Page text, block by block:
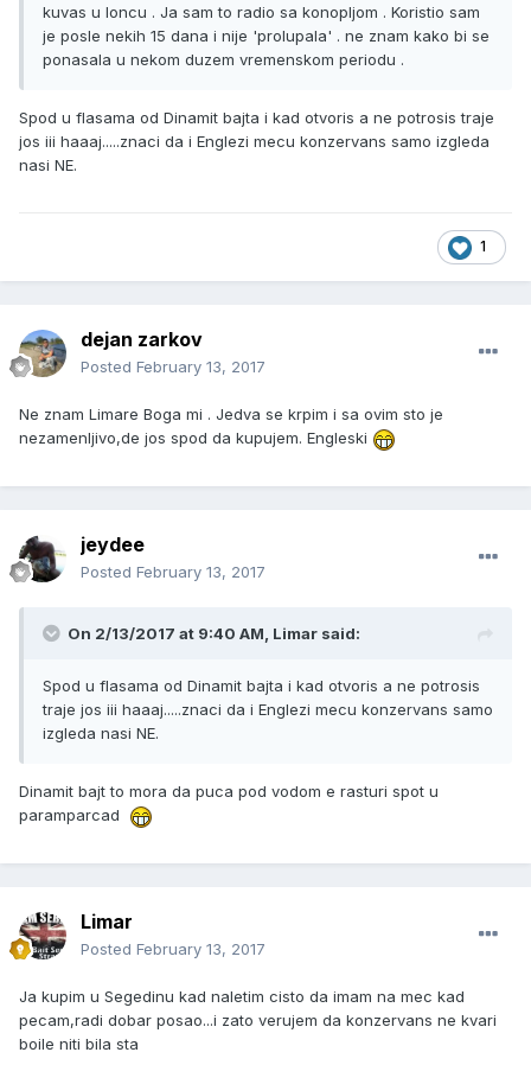
kuvas u loncu . Ja sam to radio sa konopljom . Koristio sam
je posle nekih 15 dana i nije 'prolupala' . ne znam kako bi se
ponasala u nekom duzem vremenskom periodu .
Spod u flasama od Dinamit bajta i kad otvoris a ne potrosis traje
jos iii haaaj.....znaci da i Englezi mecu konzervans samo izgleda
nasi NE.
1
dejan zarkov
Posted February 13, 2017
Ne znam Limare Boga mi . Jedva se krpim i sa ovim sto je
nezamenljivo,de jos spod da kupujem. Engleski
jeydee
Posted February 13, 2017
On 2/13/2017 at 9:40 AM, Limar said:
Spod u flasama od Dinamit bajta i kad otvoris a ne potrosis
traje jos iii haaaj.....znaci da i Englezi mecu konzervans samo
izgleda nasi NE.
Dinamit bajt to mora da puca pod vodom e rasturi spot u
paramparcad
Limar
Posted February 13, 2017
Ja kupim u Segedinu kad naletim cisto da imam na mec kad
pecam,radi dobar posao...i zato verujem da konzervans ne kvari
boile niti bila sta